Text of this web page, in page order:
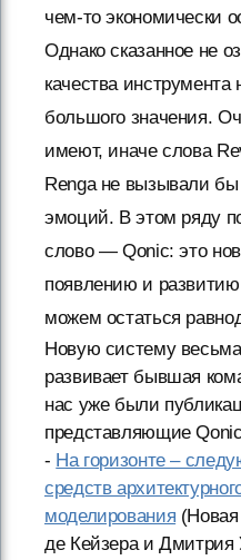
чем-то экономически
Однако сказанное не
качества
большого значения.
имеют, иначе слова
Renga не вызывали бы
эмоций. В этом ряду
слово — Qonic: это
появлению и
можем остаться
Новую систему
развивает бывшая
нас уже были
представляющие
- На горизонте –
средств
моделирования
де Кейзера и Дмитрия